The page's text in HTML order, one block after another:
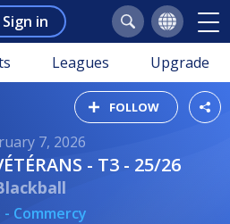
Sign in
Leagues Upgrade
FOLLOW
7, 2026
- T3 - 25/26
- Commercy